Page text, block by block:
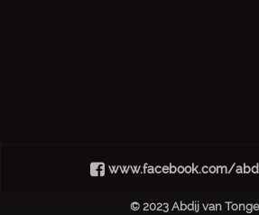
www.facebook.com/
© 2023 Abdij van